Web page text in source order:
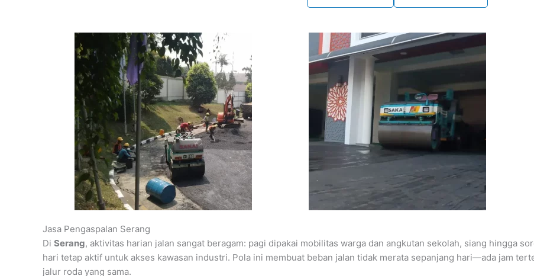
Jasa Pengaspalan Serang
Di Serang, aktivitas harian jalan sangat beragam: pagi dipakai mobilitas warga dan angkutan sekolah, siang hingga
hari tetap aktif untuk akses kawasan industri. Pola ini membuat beban jalan tidak merata sepanjang hari—ada jam
jalur roda yang sama.